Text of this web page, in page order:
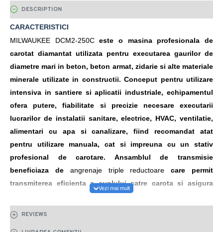
DESCRIPTION
CARACTERISTICI
MILWAUKEE DCM2-250Ceste o masina profesionala de
carotat diamantat utilizata pentru executarea gaurilor de
diametre mari in beton, beton armat, zidarie si alte materiale
minerale utilizate in constructii. Conceput pentru utilizare
intensiva in santiere si aplicatii industriale, echipamentul
ofera putere, fiabilitate si precizie necesare executarii
lucrarilor de instalatii sanitare, electrice, HVAC, ventilatie,
alimentari cu apa si canalizare, fiind recomandat atat
pentru utilizare manuala, cat si impreuna cu un stativ
profesional de carotare. Ansamblul de transmisie
beneficiaza de angrenaje triple reductoare care permit
transmiterea eficienta a cuplului catre carota si asigura
REVIEWS